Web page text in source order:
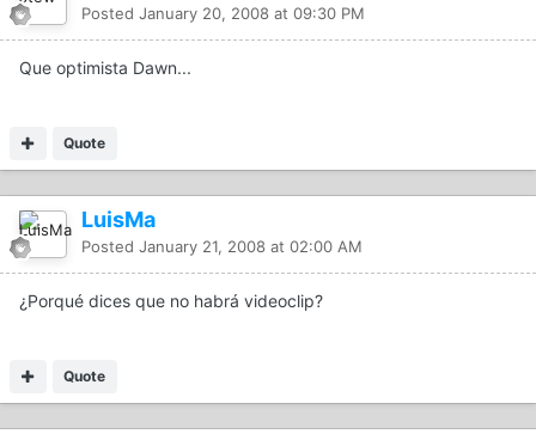
Posted January 20, 2008 at 09:30 PM
Que optimista Dawn...
Quote
LuisMa
Posted January 21, 2008 at 02:00 AM
¿Porqué dices que no habrá videoclip?
Quote